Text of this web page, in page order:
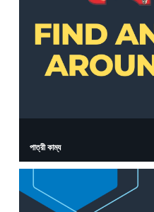
পাত্রী কাম্য